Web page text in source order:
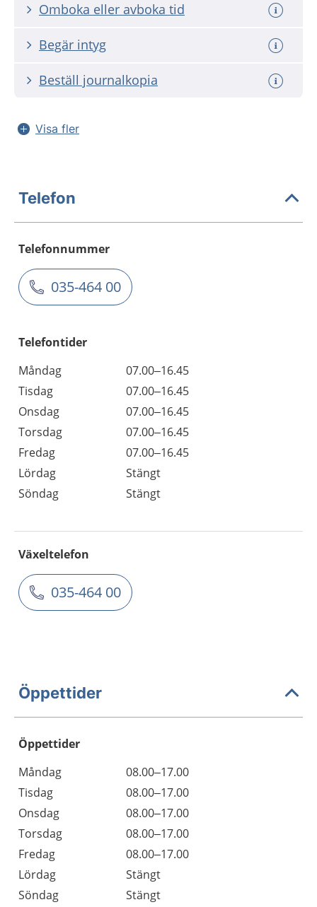
Omboka eller avboka tid
Begär intyg
Beställ journalkopia
Visa fler
Telefon
Telefonnummer
035-464 00
Telefontider
Måndag
07.00–16.45
Tisdag
07.00–16.45
Onsdag
07.00–16.45
Torsdag
07.00–16.45
Fredag
07.00–16.45
Lördag
Stängt
Söndag
Stängt
Växeltelefon
035-464 00
Öppettider
Öppettider
Dag
Öppettider
Kommentarer
Måndag
08.00–17.00
Tisdag
08.00–17.00
Onsdag
08.00–17.00
Torsdag
08.00–17.00
Fredag
08.00–17.00
Lördag
Stängt
Söndag
Stängt